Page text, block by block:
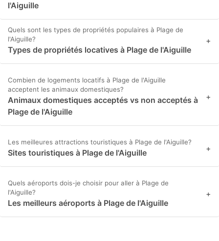
l'Aiguille
Quels sont les types de propriétés populaires à Plage de
l'Aiguille?
Types de propriétés locatives à Plage de l'Aiguille
+
Combien de logements locatifs à Plage de l'Aiguille
acceptent les animaux domestiques?
Animaux domestiques acceptés vs non acceptés à
Plage de l'Aiguille
+
Les meilleures attractions touristiques à Plage de l'Aiguille?
Sites touristiques à Plage de l'Aiguille +
Quels aéroports dois-je choisir pour aller à Plage de
l'Aiguille?
Les meilleurs aéroports à Plage de l'Aiguille
+